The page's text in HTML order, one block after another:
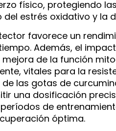
físico, protegiendo
estrés oxidativo y la
favorece un
Además, el
mejora de la función
vitales para la
las gotas de
una dosificación
de
óptima.